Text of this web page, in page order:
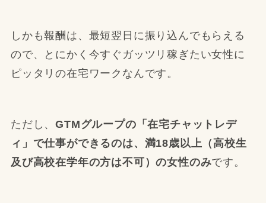
しかも報酬は、最短翌日に振り込んでもらえる
ので、とにかく今すぐガッツリ稼ぎたい女性に
ピッタリの在宅ワークなんです。
ただし、GTMグループの「在宅チャットレデ
ィ」で仕事ができるのは、満18歳以上（高校生
及び高校在学年の方は不可）の女性のみです。